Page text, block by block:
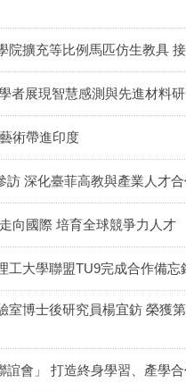
院擴充等比例馬匹仿生教具
者展現智慧感測與先進材料
術帶進印度
訪 深化臺菲高教與產業人才
向國際 培育全球競爭力人才
大學聯盟TU9完成合作備忘
室博士後研究員楊宜鈁 榮獲
誼會」 打造終身學習、產學